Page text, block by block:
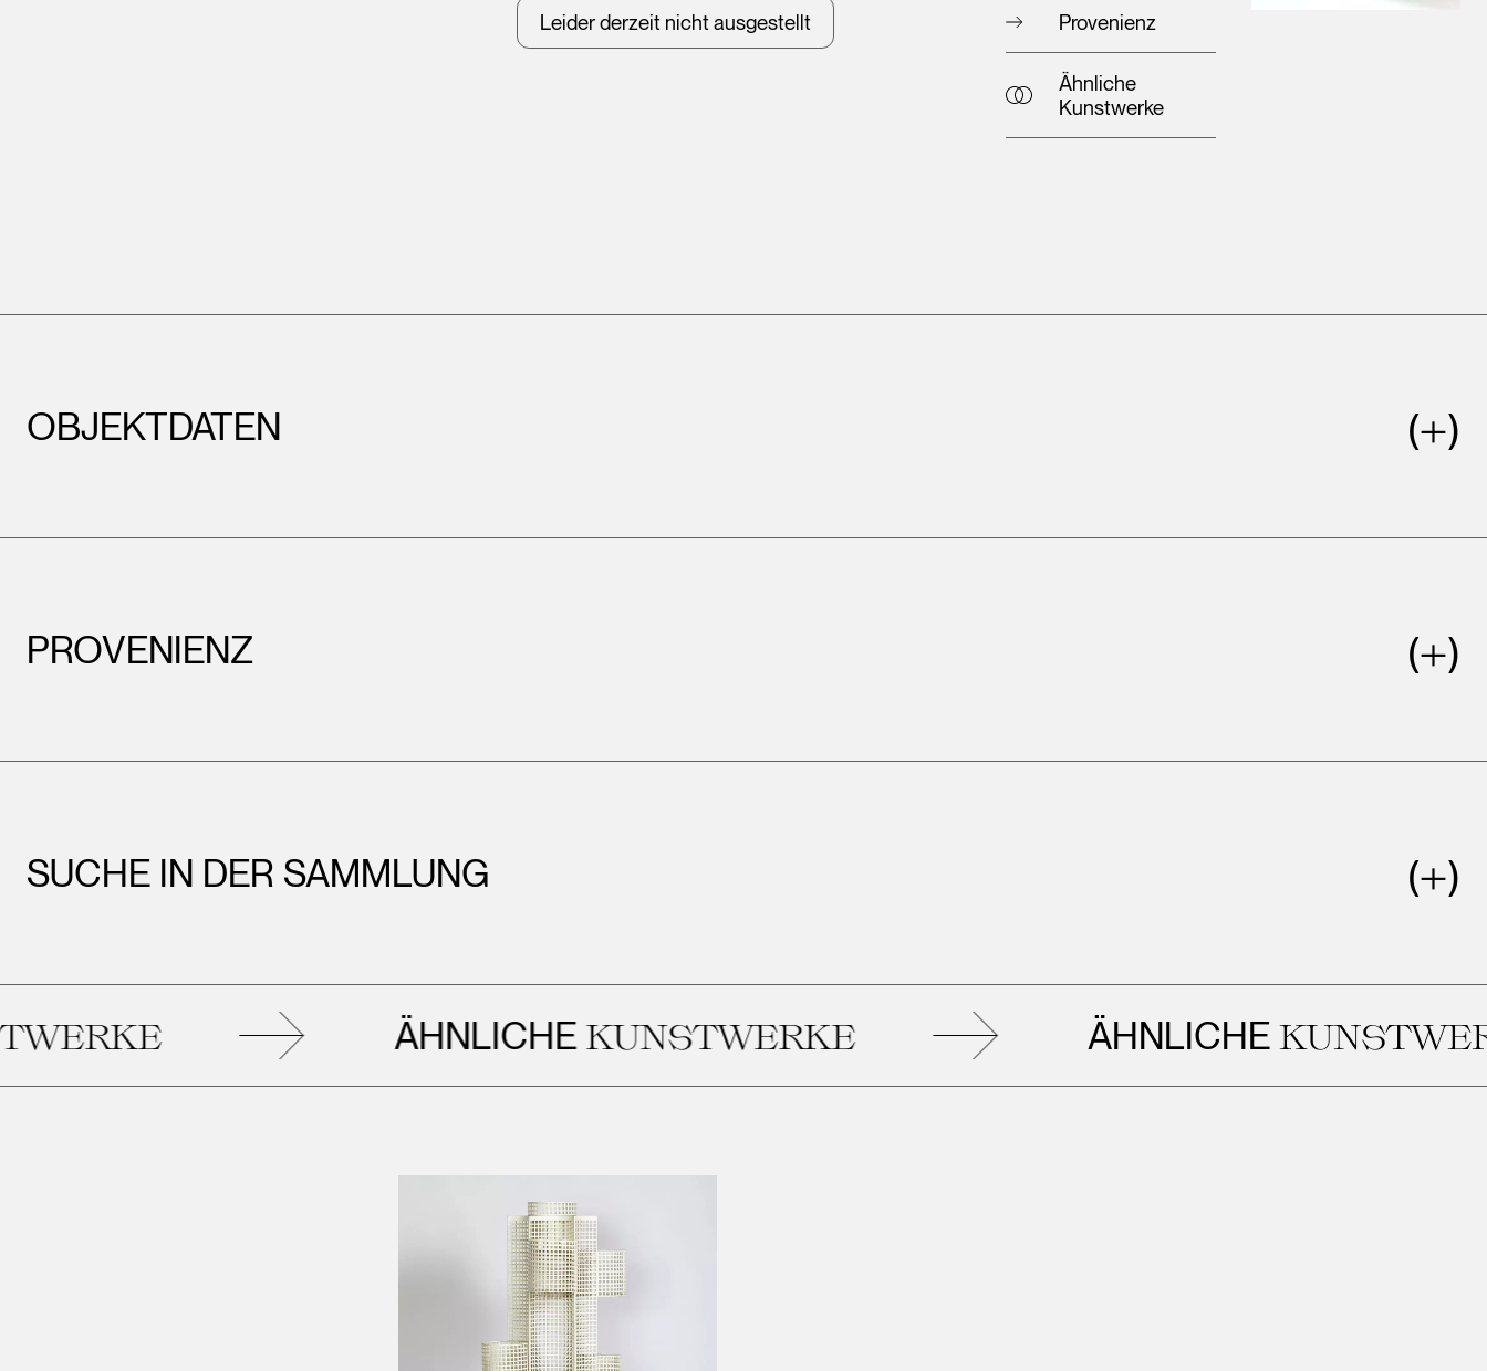
Leider derzeit nicht ausgestellt Provenienz
Ähnliche
Kunstwerke
OBJEKTDATEN
PROVENIENZ
SUCHE IN DER SAMMLUNG
ÄHNLICHEKUNSTWERKE ÄHNLICHEKUNSTWERKE